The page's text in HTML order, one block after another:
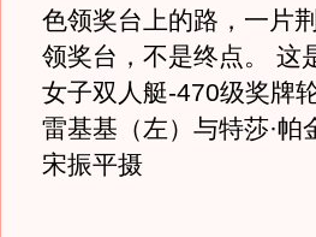
色领奖台上的路，一片
领奖台，不是终点。 这
女子双人艇-470级奖牌
雷基基（左）与特莎·
宋振平摄